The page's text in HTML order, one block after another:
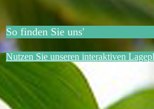
So finden Sie uns'
Nutzen Sie unseren interaktiven